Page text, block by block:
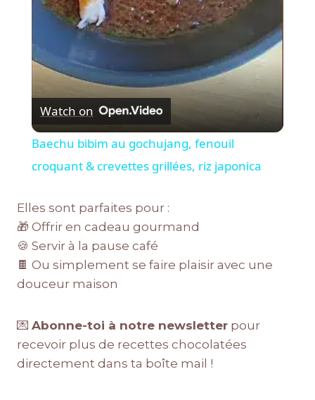
Watch on
Baechu bibim au gochujang, fenouil
croquant & crevettes grillées, riz japonica
Elles sont parfaites pour :
🎁 Offrir en cadeau gourmand
🍪 Servir à la pause café
🍫 Ou simplement se faire plaisir avec une
douceur maison
💌 Abonne-toi à notre newsletter pour
recevoir plus de recettes chocolatées
directement dans ta boîte mail !